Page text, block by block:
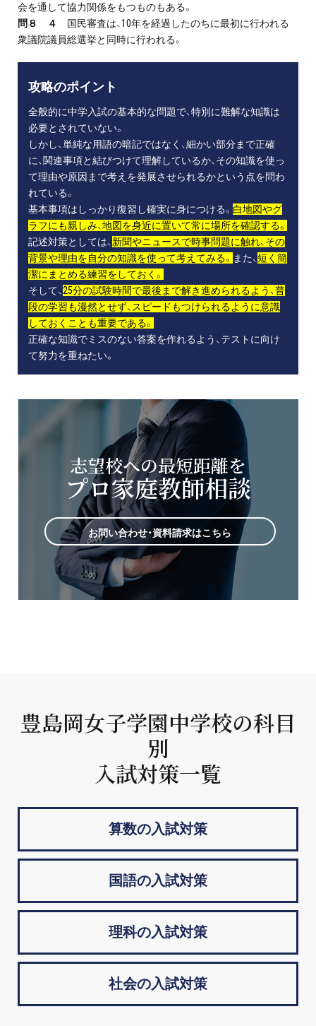
会を通して協力関係をもつものもある。
問８ ４
国民審査は、10年を経過したのちに最初に行われる
衆議院議員総選挙と同時に行われる。
攻略のポイント
全般的に中学入試の基本的な問題で、特別に難解な知識は
必要とされていない。
しかし、単純な用語の暗記ではなく、細かい部分まで正確
に、関連事項と結びつけて理解しているか、その知識を使っ
て理由や原因まで考えを発展させられるかという点を問わ
れている。
基本事項はしっかり復習し確実に身につける。 白地図やグ
ラフにも親しみ、地図を身近に置いて常に場所を確認する。
記述対策としては、 新聞やニュースで時事問題に触れ、その
背景や理由を自分の知識を使って考えてみる。 また、短く簡
潔にまとめる練習をしておく。
そして、25分の試験時間で最後まで解き進められるよう、普
段の学習も漫然とせず、スピードもつけられるように意識
しておくことも重要である。
正確な知識でミスのない答案を作れるよう、テストに向け
て努力を重ねたい。
志望校への最短距離を
プロ家庭教師相談
お問い合わせ・資料請求はこちら
豊島岡女子学園中学校の科目
別
入試対策一覧
算数の入試対策
国語の入試対策
理科の入試対策
社会の入試対策